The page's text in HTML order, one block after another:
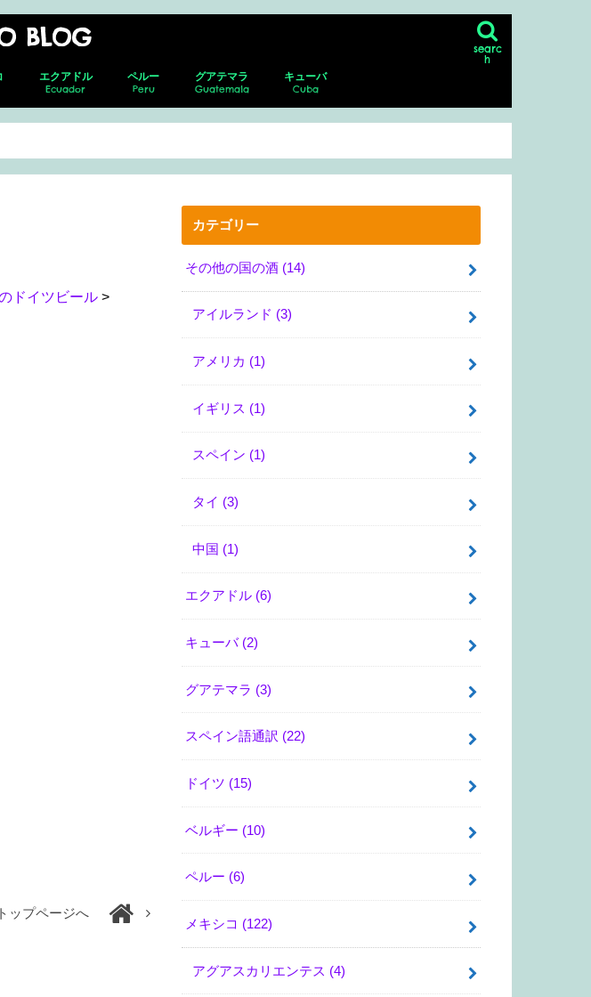
BLOG
searc
h
ティ メキシコシティの博物館、美術館
・トルーカ
カン
ドレス・チョルラ
リエンテス フェリア・サンマルコス
ホセ・グアダルーペ・ポサダ美術館
セロ・デル・ムエルト
ラ グアダラハラ動物園
バジャルタ
ト グアナファトの博物館
労ビザ取得の全貌｜転職し
エクアドル
Ecuador
キト(新市街)
キト(旧市街)
コトパクシ
チンボラソ
オタバロ&周辺
ペルー
Peru
リマ
クスコ
サクサイワマン
ヴィニクンカ
プーノ
アレキパ
グアテマラ
Guatemala
アンティグア
アンティグアにあるスペイン語学校に
パカジャ火山
キューバ
Cuba
ハバナ
ピニャーレス渓谷へのツアー
ドイツビール >
トップページへ
カテゴリー
その他の国の酒 (14)
アイルランド (3)
アメリカ (1)
イギリス (1)
スペイン (1)
タイ (3)
中国 (1)
エクアドル (6)
キューバ (2)
グアテマラ (3)
スペイン語通訳 (22)
ドイツ (15)
ベルギー (10)
ペルー (6)
メキシコ (122)
アグアスカリエンテス (4)